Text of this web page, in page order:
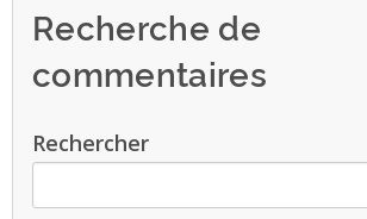
Recherche de
commentaires
Rechercher